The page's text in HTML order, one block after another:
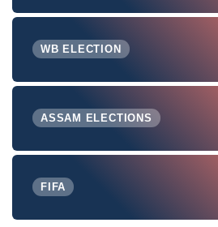
WB ELECTION
ASSAM ELECTIONS
FIFA